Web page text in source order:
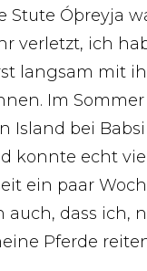
Stute Óþreyja
verletzt, ich
langsam mit
Im
Island bei
konnte echt
ein paar
auch, dass ich,
Pferde